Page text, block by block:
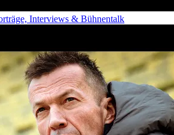
Interviews & Bühnentalk